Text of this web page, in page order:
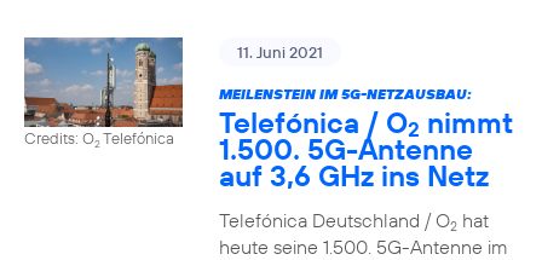
Credits: O2Telefónica
11. Juni 2021
MEILENSTEIN IM 5G-NETZAUSBAU:
Telefónica / O2 nimmt
1.500. 5G-Antenne
auf 3,6 GHz ins Netz
Telefónica Deutschland / O2hat
heute seine 1.500. 5G-Antenne im